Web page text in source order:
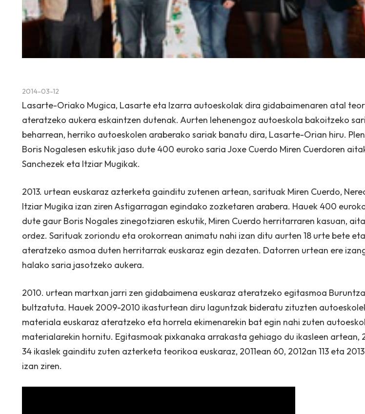
2014-03-12
Lasarte-Oriako Mugica, Lasarte eta Izarra autoeskolak dira gidabaimenaren atal
ateratzeko aukera eskaintzen dutenak. Aurten lehenengoz autoeskola bakoitzeko
beharrean, herriko autoeskolen araberako sariak banatu dira, Lasarte-Orian hiru.
Boris Nogalesen eskutik jaso dute 400 euroko saria Joxe Cuerdo Miren Cuerdoren
Sanchezek eta Itziar Mugikak.
2013. urtean euskaraz azterketa gainditu zutenen artean, sarituak Miren Cuerdo,
Itziar Mugika izan ziren Astigarragan egindako zozketaren arabera. Hauek 400
dute gaur Boris Nogales zinegotziaren eskutik, Miren Cuerdo herritarraren kasuan,
ordez. Sarituak zoriondu eta orokorrean animatu nahi izan ditu aurten 18 urte bete
ateratzeko asmoa duten herritarrak euskaraz egin dezaten. Datorren urtean ere
halako saria jasotzeko aukera.
2010. urtean martxan jarri zen gidabaimena euskaraz ateratzeko egitasmoa
bultzatuta. Hauek 2009-2010 ikasturtean diru laguntzak bideratu zituzten
materiala euskaraz ateratzeko eta horrela ekimenarekin bat egin nahi zuten
materialarekin hornitu. Egitasmoak pixkanaka arrakasta gehiago du ikasleen artean,
34 ikaslek gainditu zuten azterketa teorikoa euskaraz, 2011ean 60, 2012an 113 eta
izan ziren.